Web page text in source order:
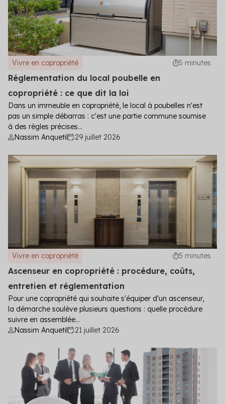
Vivre en copropriété 5 minutes
Réglementation du local poubelle en
copropriété : ce que dit la loi
Dans un immeuble en copropriété, le local à poubelles n'est
pas un simple débarras : c'est une partie commune soumise
à des règles précises...
Nassim Anquetil
29 juillet 2026
Vivre en copropriété 5 minutes
Ascenseur en copropriété : procédure, coûts,
entretien et réglementation
Pour une copropriété qui souhaite s'équiper d'un ascenseur,
la démarche soulève plusieurs questions : quelle procédure
suivre en assemblée...
Nassim Anquetil
21 juillet 2026